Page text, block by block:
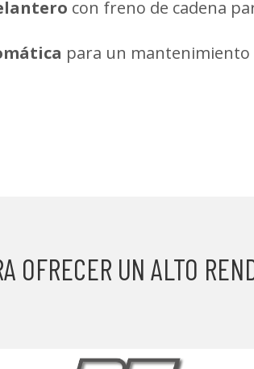
con freno de cadena
para un
OFRECER UN ALTO